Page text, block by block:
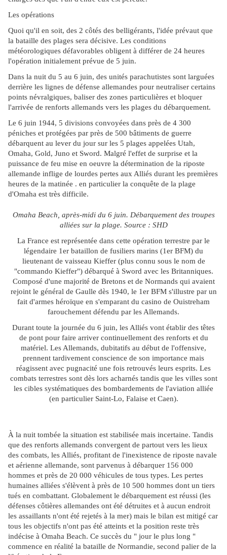
Les opérations
Quoi qu'il en soit, des 2 côtés des belligérants, l'idée prévaut que
la bataille des plages sera décisive. Les conditions
météorologiques défavorables obligent à différer de 24 heures
l'opération initialement prévue de 5 juin.
Dans la nuit du 5 au 6 juin, des unités parachutistes sont larguées
derrière les lignes de défense allemandes pour neutraliser certains
points névralgiques, baliser des zones particulières et bloquer
l'arrivée de renforts allemands vers les plages du débarquement.
Le 6 juin 1944, 5 divisions convoyées dans près de 4 300
péniches et protégées par près de 500 bâtiments de guerre
débarquent au lever du jour sur les 5 plages appelées Utah,
Omaha, Gold, Juno et Sword. Malgré l'effet de surprise et la
puissance de feu mise en oeuvre la détermination de la riposte
allemande inflige de lourdes pertes aux Alliés durant les premières
heures de la matinée . en particulier la conquête de la plage
d'Omaha est très difficile.
Omaha Beach, après-midi du 6 juin. Débarquement des troupes
alliées sur la plage. Source : SHD
La France est représentée dans cette opération terrestre par le
légendaire 1er bataillon de fusiliers marins (1er BFM) du
lieutenant de vaisseau Kieffer (plus connu sous le nom de
"commando Kieffer") débarqué à Sword avec les Britanniques.
Composé d'une majorité de Bretons et de Normands qui avaient
rejoint le général de Gaulle dès 1940, le 1er BFM s'illustre par un
fait d'armes héroïque en s'emparant du casino de Ouistreham
farouchement défendu par les Allemands.
Durant toute la journée du 6 juin, les Alliés vont établir des têtes
de pont pour faire arriver continuellement des renforts et du
matériel. Les Allemands, dubitatifs au début de l'offensive,
prennent tardivement conscience de son importance mais
réagissent avec pugnacité une fois retrouvés leurs esprits. Les
combats terrestres sont dès lors acharnés tandis que les villes sont
les cibles systématiques des bombardements de l'aviation alliée
(en particulier Saint-Lo, Falaise et Caen).
À la nuit tombée la situation est stabilisée mais incertaine. Tandis
que des renforts allemands convergent de partout vers les lieux
des combats, les Alliés, profitant de l'inexistence de riposte navale
et aérienne allemande, sont parvenus à débarquer 156 000
hommes et près de 20 000 véhicules de tous types. Les pertes
humaines alliées s'élèvent à près de 10 500 hommes dont un tiers
tués en combattant. Globalement le débarquement est réussi (les
défenses côtières allemandes ont été détruites et à aucun endroit
les assaillants n'ont été rejetés à la mer) mais le bilan est mitigé car
tous les objectifs n'ont pas été atteints et la position reste très
indécise à Omaha Beach. Ce succès du " jour le plus long "
commence en réalité la bataille de Normandie, second palier de la